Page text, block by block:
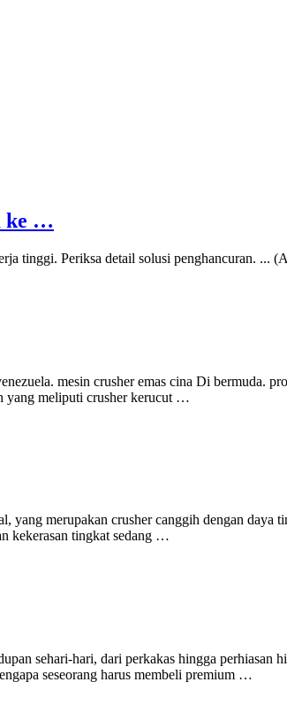
ke …
tinggi. Periksa detail solusi penghancuran. ...
mesin crusher emas cina Di bermuda.
yang meliputi crusher kerucut …
merupakan crusher canggih dengan daya
kekerasan tingkat sedang …
sehari-hari, dari perkakas hingga perhiasan
seseorang harus membeli premium …